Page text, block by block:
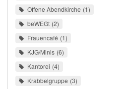
Offene Abendkirche 1
beWEGt 2
Frauencafé 1
KJG/Minis 6
Kantorei 4
Krabbelgruppe 3